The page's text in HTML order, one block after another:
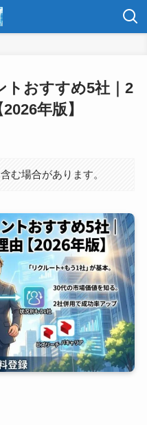
トおすすめ5社｜2
年版】
む場合があります。